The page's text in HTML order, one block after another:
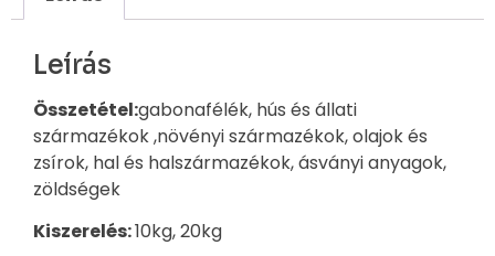
Leírás
Összetétel:gabonafélék, hús és állati
származékok ,növényi származékok, olajok és
zsírok, hal és halszármazékok, ásványi anyagok,
zöldségek
Kiszerelés:10kg, 20kg